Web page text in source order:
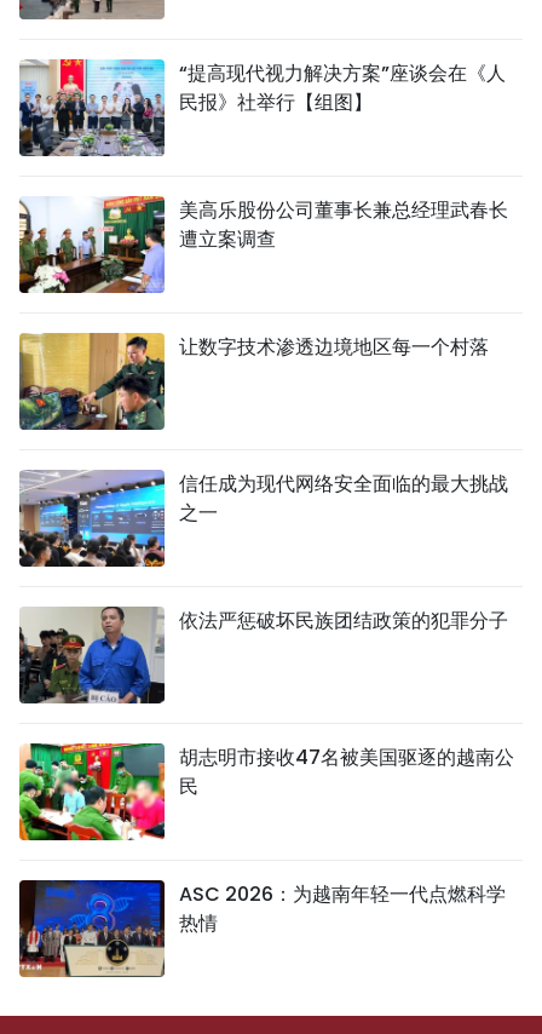
“提高现代视力解决方案”座谈会在《人
民报》社举行【组图】
美高乐股份公司董事长兼总经理武春长
遭立案调查
让数字技术渗透边境地区每一个村落
信任成为现代网络安全面临的最大挑战
之一
依法严惩破坏民族团结政策的犯罪分子
胡志明市接收47名被美国驱逐的越南公
民
ASC 2026：为越南年轻一代点燃科学
热情